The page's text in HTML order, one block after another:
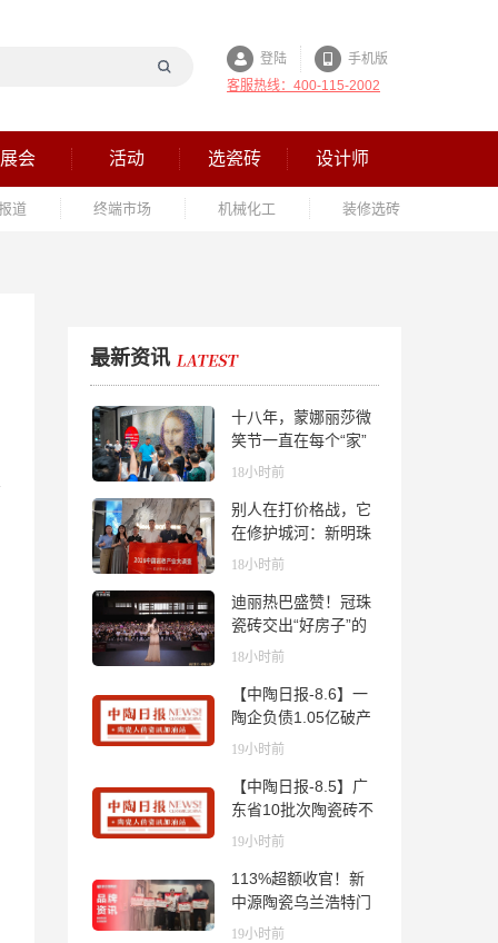
登陆
手机版
客服热线：400-115-2002
展会 活动 选瓷砖 设计师
道 终端市场 机械化工 装修选砖
最新资讯
十八年，蒙娜丽莎微
笑节一直在每个“家”
的故事里
18小时前
别人在打价格战，它
在修护城河：新明珠
岩板的逆势密码
18小时前
迪丽热巴盛赞！冠珠
瓷砖交出“好房子”的
标准答卷
18小时前
【中陶日报-8.6】一
陶企负债1.05亿破产
清算；东鹏拟延长基
开展建陶行业能效领
跑者企业推荐工作
19小时前
【中陶日报-8.5】广
东省10批次陶瓷砖不
合格；科达购买特福
过；蒙娜丽莎5千万
回购股份；建霖家居
海外产能突破18亿元
19小时前
113%超额收官！新
中源陶瓷乌兰浩特门
店周年活动圆满落幕
19小时前